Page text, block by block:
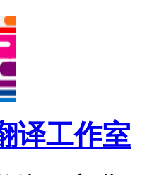
译工作室